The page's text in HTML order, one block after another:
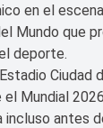
en el
Mundo que
deporte.
Ciudad
Mundial
antes